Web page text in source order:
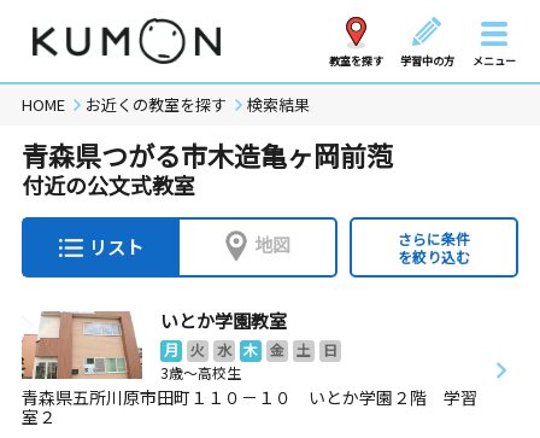
教室を探す 学習中の方 メニュー
HOME お近くの教室を探す 検索結果
青森県つがる市木造亀ヶ岡前萢
付近の公文式教室
リスト 地図
さらに条件
を絞り込む
いとか学園教室
月 火 水 木 金 土
日
3歳～高校生
青森県五所川原市田町１１０－１０ いとか学園２階 学習
室２